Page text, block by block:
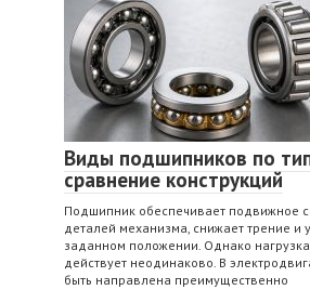
Виды подшипников по
сравнение конструкций
Подшипник обеспечивает подвижное
деталей механизма, снижает трение и
заданном положении. Однако
действует неодинаково. В
быть направлена преимущественно